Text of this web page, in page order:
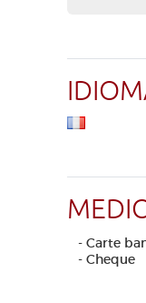
- Carte
- Cheque